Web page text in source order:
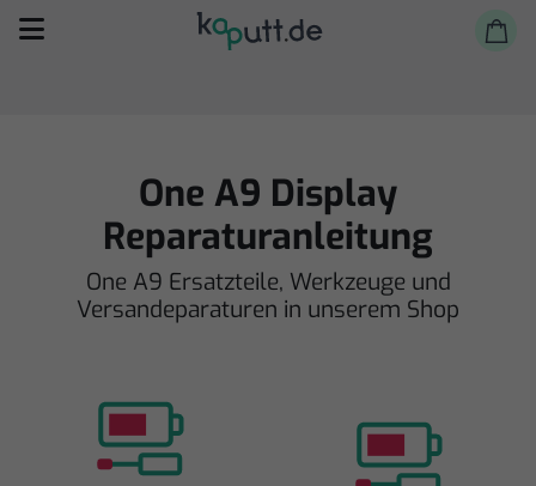
Selbst reparieren
Reparieren lassen
Shop
One A9 Display
Reparaturanleitung
One A9 Ersatzteile, Werkzeuge und
Versandeparaturen in unserem Shop